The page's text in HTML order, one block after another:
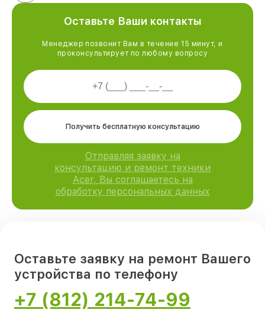
Оставьте Ваши контакты
Менеджер позвонит Вам в течение 15 минут, и
проконсультирует по любому вопросу
Получить бесплатную консультацию
Отправляя заявку на
консультацию и ремонт техники
Acer, Вы соглашаетесь на
обработку персональных данных
Оставьте заявку на ремонт Вашего
устройства по телефону
+7 (812) 214-74-99